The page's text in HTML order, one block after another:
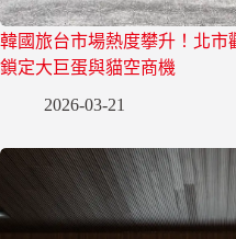
韓國旅台市場熱度攀升！北市
鎖定大巨蛋與貓空商機
2026-03-21